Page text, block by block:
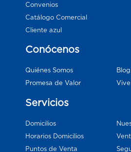
Convenios
Catálogo Comercial
Cliente azul
Conócenos
Quiénes Somos
Promesa de Valor
Blog
Servicios
Domicilios
Horarios Domicilios
Puntos de Venta